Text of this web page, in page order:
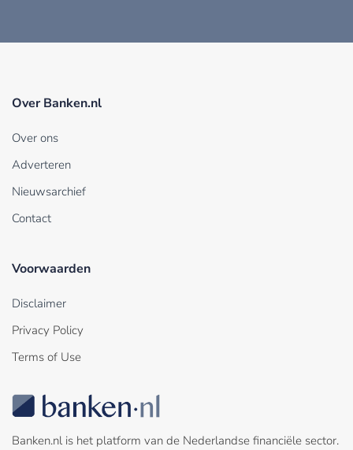
Over Banken.nl
Over ons
Adverteren
Nieuwsarchief
Contact
Voorwaarden
Disclaimer
Privacy Policy
Terms of Use
Banken.nl is het platform van de Nederlandse financiële sector.